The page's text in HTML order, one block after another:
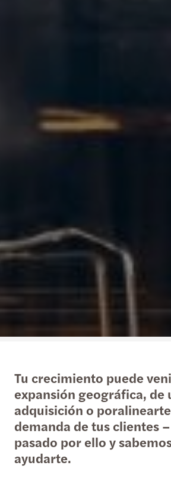
Tu crecimiento puede
expansión geográfica, de
adquisición o
demanda de tus clientes
pasado por ello y
ayudarte.